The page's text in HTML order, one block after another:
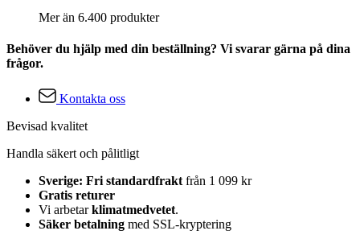
Mer än 6.400 produkter
Behöver du hjälp med din beställning? Vi svarar gärna på dina
frågor.
Kontakta oss
Bevisad kvalitet
Handla säkert och pålitligt
Sverige: Fri standardfrakt från 1 099 kr
Gratis returer
Vi arbetarklimatmedvetet.
Säker betalning med SSL-kryptering